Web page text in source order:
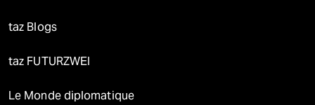
taz Blogs
taz FUTURZWEI
Le Monde diplomatique